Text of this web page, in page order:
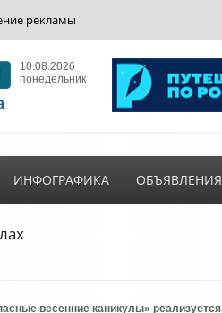
рекламы
10.08.2026
понедельник
ИНФОГРАФИКА ОБЪЯВЛЕНИЯ
весенние каникулы» реализуется